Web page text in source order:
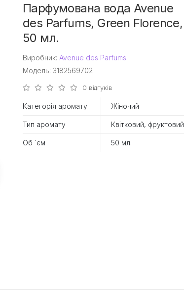
Парфумована вода Avenue
des Parfums, Green Florence,
50 мл.
Виробник: Avenue des Parfums
Модель: 3182569702
0 відгуків
Категорія аромату Жіночий
Тип аромату Квітковий, фруктовий
Об `єм 50 мл.